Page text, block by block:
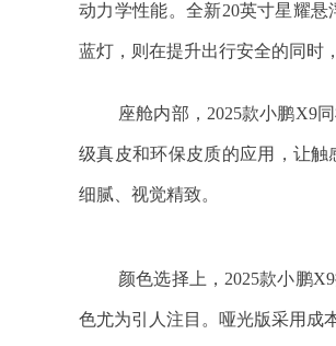
动力学性能。全新20英寸星耀
蓝灯，则在提升出行安全的同时
座舱内部，2025款小鹏X9
级真皮和环保皮质的应用，让
细腻、视觉精致。
颜色选择上，2025款小鹏
色尤为引人注目。哑光版采用成